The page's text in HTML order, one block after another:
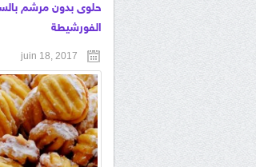
حلوى بدون مرشم
الفورشيطة
juin 18, 2017